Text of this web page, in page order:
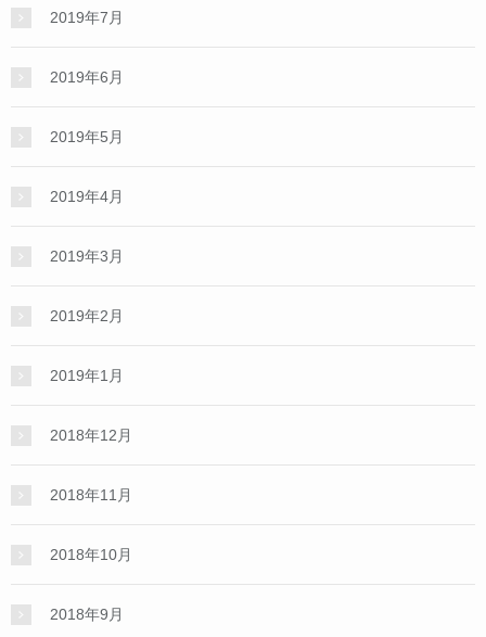
2019年7月
2019年6月
2019年5月
2019年4月
2019年3月
2019年2月
2019年1月
2018年12月
2018年11月
2018年10月
2018年9月